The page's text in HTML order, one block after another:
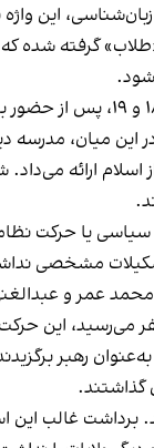
این
گرفته شده
مدارس دینی در قرون ۱۸ و
این میان، مدرسه
اسلام ارائه
سیاسی یا حرکت
مشخصی
عمر و
به حدود ۱۰ نفر می‌رسید،
رهبر
گذاشتند.
برداشت غالب این